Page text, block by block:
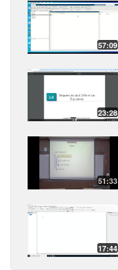
57:09
23:28
51:33
17:44